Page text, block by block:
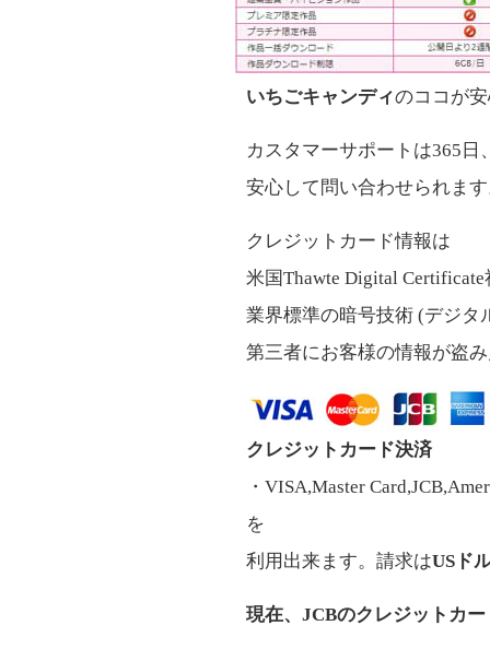
いちごキャンディのココが
カスタマーサポートは365
安心して問い合わせられま
クレジットカード情報は
米国Thawte Digital
業界標準の暗号技術 (デジタ
第三者にお客様の情報が盗
クレジットカード決済
・VISA,Master
を
利用出来ます。請求はUSド
現在、JCBのクレジットカ